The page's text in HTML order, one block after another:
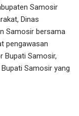
Samosir
Dinas
Samosir bersama
pengawasan
Bupati Samosir,
Samosir yang